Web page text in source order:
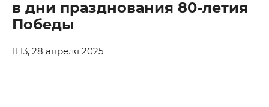
в дни празднования 80-летия
Победы
11:13, 28 апреля 2025